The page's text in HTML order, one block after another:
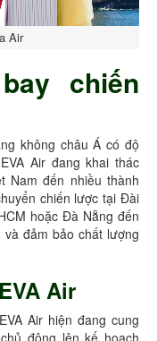
Air
chiến
không châu Á có độ
Air đang khai thác
Nam đến nhiều thành
chiến lược tại Đài
hoặc Đà Nẵng đến
đảm bảo chất lượng
Air
EVA Air hiện đang cung
động lên kế hoạch